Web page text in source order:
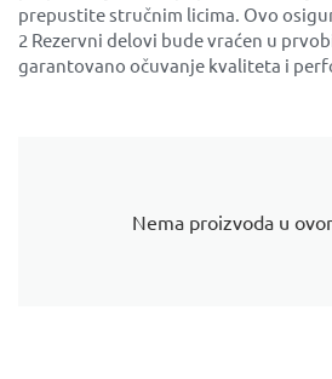
prepustite stručnim licima. Ovo
2 Rezervni delovi bude vraćen u
garantovano očuvanje kvaliteta i
Nema proizvoda u